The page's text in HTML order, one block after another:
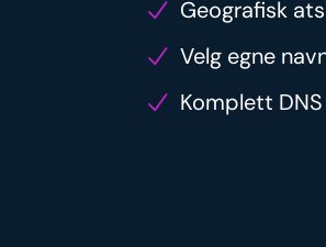
Geografisk
Velg egne
Komplett DNS